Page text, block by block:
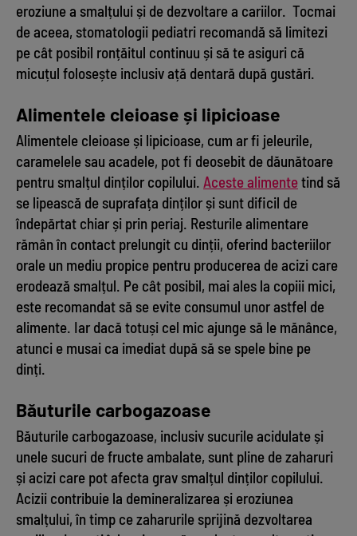
eroziune a smalțului și de dezvoltare a cariilor. Tocmai
de aceea, stomatologii pediatri recomandă să limitezi
pe cât posibil ronțăitul continuu și să te asiguri că
micuțul folosește inclusiv ață dentară după gustări.
Alimentele cleioase și lipicioase
Alimentele cleioase și lipicioase, cum ar fi jeleurile,
caramelele sau acadele, pot fi deosebit de dăunătoare
pentru smalțul dinților copilului. Aceste alimentetind să
se lipească de suprafața dinților și sunt dificil de
îndepărtat chiar și prin periaj. Resturile alimentare
rămân în contact prelungit cu dinții, oferind bacteriilor
orale un mediu propice pentru producerea de acizi care
erodează smalțul. Pe cât posibil, mai ales la copiii mici,
este recomandat să se evite consumul unor astfel de
alimente. Iar dacă totuși cel mic ajunge să le mănânce,
atunci e musai ca imediat după să se spele bine pe
dinți.
Băuturile carbogazoase
Băuturile carbogazoase, inclusiv sucurile acidulate și
unele sucuri de fructe ambalate, sunt pline de zaharuri
și acizi care pot afecta grav smalțul dinților copilului.
Acizii contribuie la demineralizarea și eroziunea
smalțului, în timp ce zaharurile sprijină dezvoltarea